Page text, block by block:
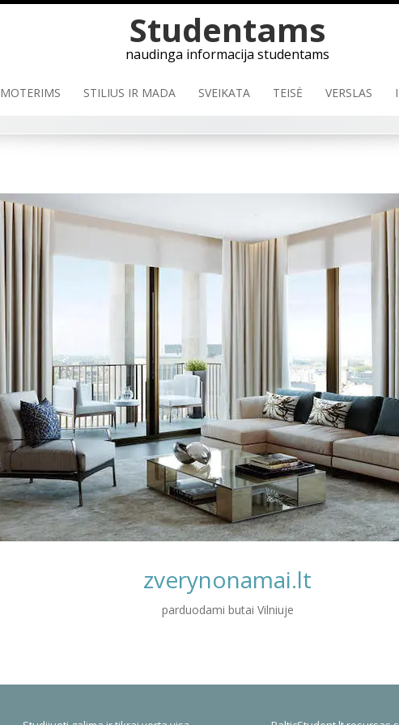
to
content
Studentams
naudinga informacija studentams
MOTERIMS STILIUS IR MADA SVEIKATA TEISĖ VERSLAS
zverynonamai.lt
parduodami butai Vilniuje